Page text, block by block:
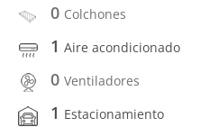
0 Colchones
1 Aire acondicionado
0 Ventiladores
1 Estacionamiento